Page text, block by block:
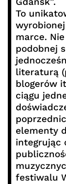
To
marce.
podobnej
literaturą
blogerów
ciągu
elementy
integrując
festiwalu